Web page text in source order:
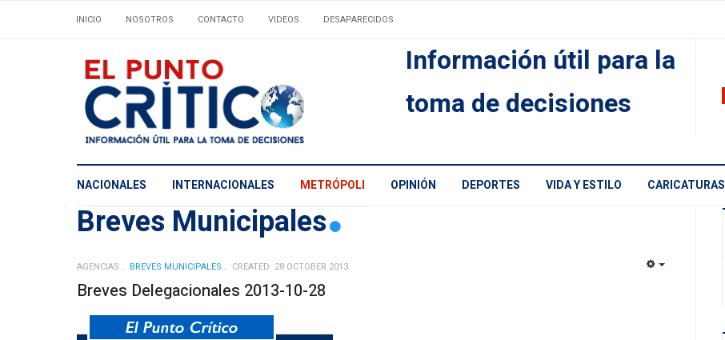
INICIO NOSOTROS CONTACTO VIDEOS DESAPARECIDOS
Información útil para la
toma de decisiones
NACIONALES INTERNACIONALES METRÓPOLI OPINIÓN DEPORTES VIDA Y ESTILO CARICATURAS
Breves Municipales
AGENCIAS BREVES MUNICIPALES CREATED: 28 OCTOBER 2013
Breves Delegacionales 2013-10-28